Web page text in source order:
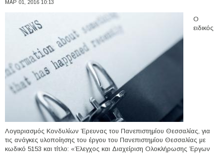
ΜΑΡ 01, 2016 10:13
Ο
ειδικός
Λογαριασμός Κονδυλίων Έρευνας του Πανεπιστημίου Θεσσαλίας, για
τις ανάγκες υλοποίησης του έργου του Πανεπιστημίου Θεσσαλίας με
κωδικό 5153 και τίτλο: «Έλεγχος και Διαχείριση Ολοκλήρωσης Έργων